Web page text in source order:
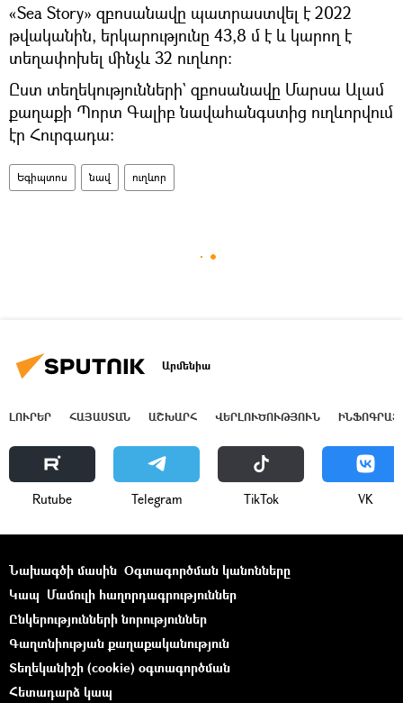
«Sea Story» զբոսանավը պատրաստվել է 2022
թվականին, երկարությունը 43,8 մ է և կարող է
տեղափոխել մինչև 32 ուղևոր:
Ըստ տեղեկությունների` զբոսանավը Մարսա Ալամ
քաղաքի Պորտ Գալիբ նավահանգստից ուղևորվում
էր Հուրգադա։
Եգիպտոս նավ ուղևոր
Արմենիա
ԼՈՒՐԵՐ ՀԱՅԱՍՏԱՆ ԱՇԽԱՐՀ ՎԵՐԼՈՒԾՈՒԹՅՈՒՆ
Rutube Telegram ТikТоk VK
Նախագծի մասին Օգտագործման կանոնները
Կապ Մամուլի հաղորդագրություններ
Ընկերությունների նորություններ
Գաղտնիության քաղաքականություն
Տեղեկանիշի (cookie) օգտագործման
Հետադարձ կապ